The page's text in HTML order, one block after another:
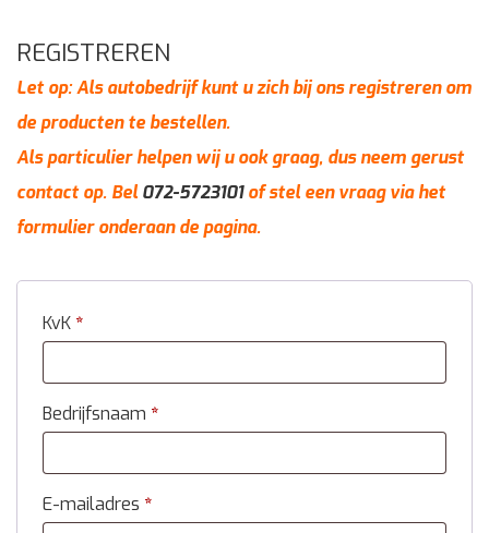
REGISTREREN
Let op: Als autobedrijf kunt u zich bij ons registreren om
de producten te bestellen.
Als particulier helpen wij u ook graag, dus neem gerust
contact op. Bel072-5723101of stel een vraag via het
formulier onderaan de pagina.
KvK *
Bedrijfsnaam *
E-mailadres *